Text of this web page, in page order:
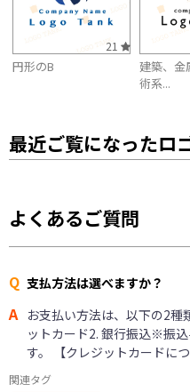
21
円形のB
建築、金
術系...
最近ご覧になったロ
よくあるご質問
Q 支払方法は選べますか？
A お支払い方法は、以下の2種
ットカード2. 銀行振込※振
す。 【クレジットカードに
関連タグ